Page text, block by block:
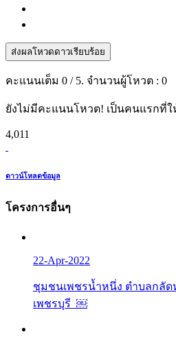
ส่งผลโหวดดาวเรียบร้อย
คะแนนเต็ม 0 / 5. จำนวนผู้โหวต : 0
ยังไม่มีคะแนนโหวต! เป็นคนแรกที่
4,011
ดาวน์โหลดข้อมูล
โครงการอื่นๆ
22-Apr-2022
ชุมชนเพชรน้ำหนึ่ง ตำบลกลัด
เพชรบุรี ￼